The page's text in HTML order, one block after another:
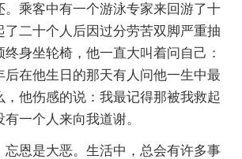
。乘客中有一个游泳专家来回游了十
了二十个人后因过分劳苦双脚严重抽
身坐轮椅，他一直大叫着问自己：
后在他生日的那天有人问他一生中最
，他伤感的说：我最记得那被我救起
一个人来向我道谢。
忘恩是大恶。生活中，总会有许多事